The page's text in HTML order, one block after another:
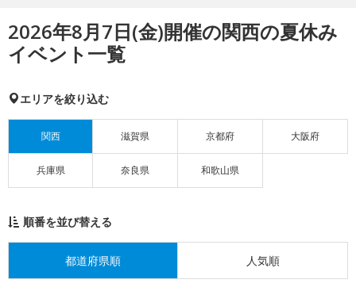
2026年8月7日(金)開催の関西の夏休み
イベント一覧
エリアを絞り込む
関西 滋賀県 京都府 大阪府
兵庫県 奈良県 和歌山県
順番を並び替える
都道府県順 人気順